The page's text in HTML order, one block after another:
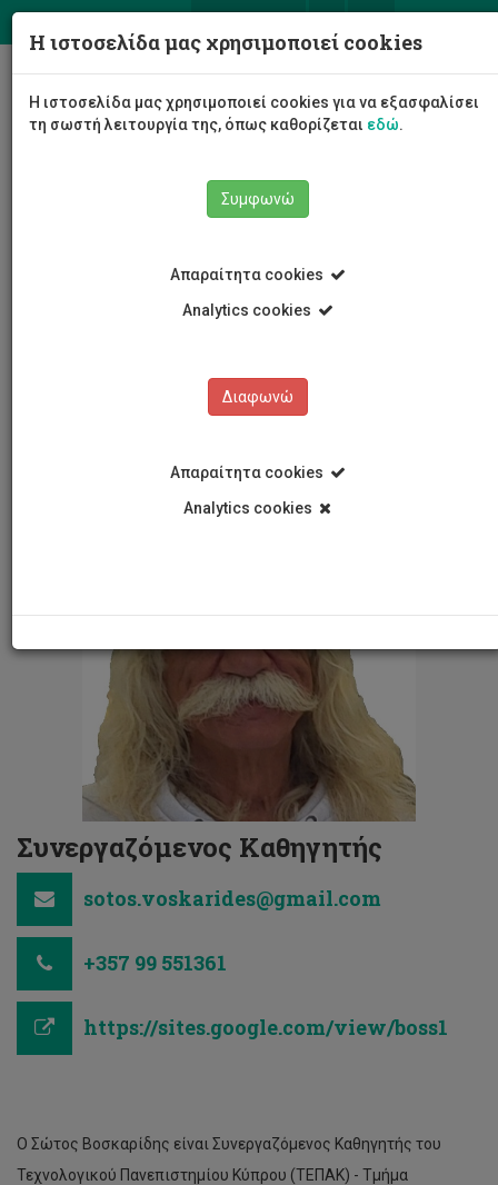
Σχολή Μηχανικής και Τεχνολογίας
Τμήμα Ηλεκτρολόγων Μηχανικών και Μηχανικών
Προσωπικό Τμήματος
Ακαδημαϊκό Προσωπικό
Σώτος Βοσκαρίδης
Συνεργαζόμενος Καθηγητής
sotos.voskarides@gmail.com
+357 99 551361
https://sites.google.com/view/boss1
Ο Σώτος Βοσκαρίδης είναι Συνεργαζόμενος Καθηγητής του
Τεχνολογικού Πανεπιστημίου Κύπρου (ΤΕΠΑΚ) - Τμήμα
Η ιστοσελίδα μας χρησιμοποιεί cookies
Η ιστοσελίδα μας χρησιμοποιεί cookies για να εξασφαλίσει
τη σωστή λειτουργία της, όπως καθορίζεται εδώ.
Συμφωνώ
Απαραίτητα cookies
Analytics cookies
Διαφωνώ
Απαραίτητα cookies
Analytics cookies